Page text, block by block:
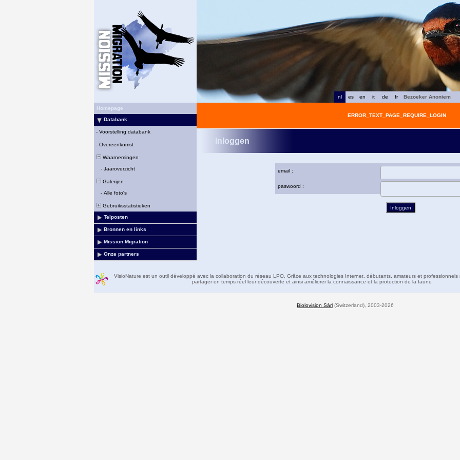
fr
de
it
en
es
nl
Bezoeker Anoniem
Homepage
Databank
- Voorstelling databank
- Overeenkomst
Waarnemingen
- Jaaroverzicht
Galerijen
- Alle foto's
Gebruiksstatistieken
Telposten
Bronnen en links
Mission Migration
Onze partners
ERROR_TEXT_PAGE_REQUIRE_LOGIN
Inloggen
email :
paswoord :
VisioNature est un outil développé avec la collaboration du réseau LPO. Grâce aux technologies Internet, débutants, amateurs et professionnels
partager en temps réel leur découverte et ainsi améliorer la connaissance et la protection de la faune
Biolovision Sàrl (Switzerland), 2003-2026